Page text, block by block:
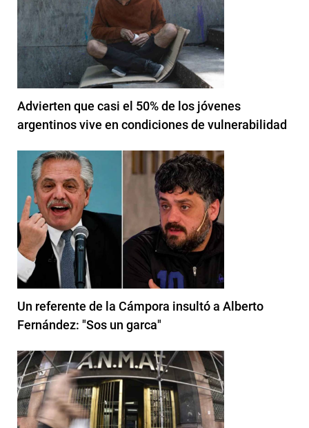
Advierten que casi el 50% de los jóvenes
argentinos vive en condiciones de vulnerabilidad
Un referente de la Cámpora insultó a Alberto
Fernández: "Sos un garca"